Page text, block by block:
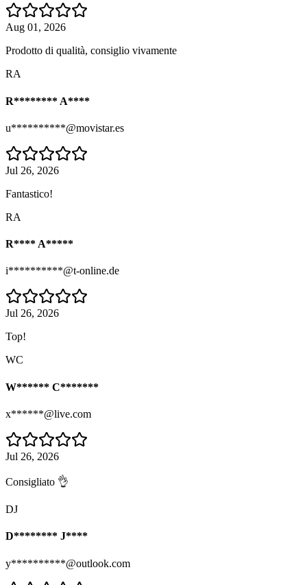
Aug 01, 2026
Prodotto di qualità, consiglio vivamente
RA
R******** A****
u**********@movistar.es
Jul 26, 2026
Fantastico!
RA
R**** A*****
i**********@t-online.de
Jul 26, 2026
Top!
WC
W****** C*******
x******@live.com
Jul 26, 2026
Consigliato 👌
DJ
D******** J****
y**********@outlook.com